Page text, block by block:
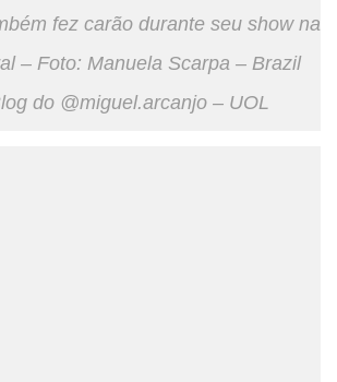
fez carão durante seu show na
– Foto: Manuela Scarpa – Brazil
do @miguel.arcanjo – UOL